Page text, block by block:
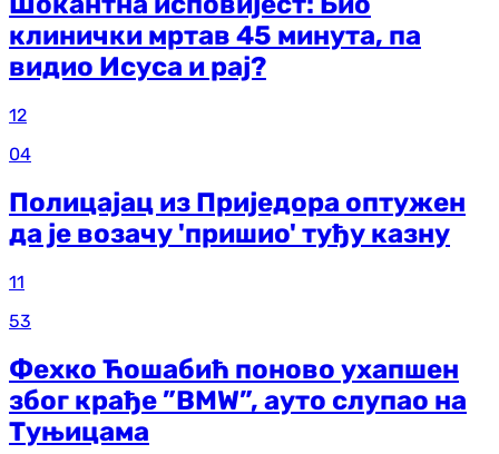
клинички мртав 45 минута, па
видио Исуса и рај?
12
04
Полицајац из Приједора оптужен
да је возачу 'пришио' туђу казну
11
53
Фехко Ћошабић поново ухапшен
због крађе ”BMW”, ауто слупао на
Туњицама